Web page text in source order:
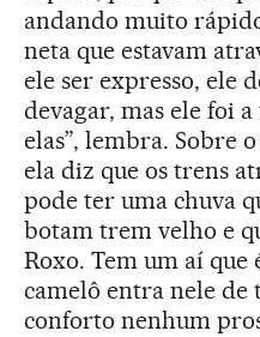
andando muito
neta que estavam
ele ser expresso, ele
devagar, mas ele foi
elas”, lembra. Sobre
ela diz que os trens
pode ter uma chuva
botam trem velho e
Roxo. Tem um aí que
camelô entra nele de
conforto nenhum